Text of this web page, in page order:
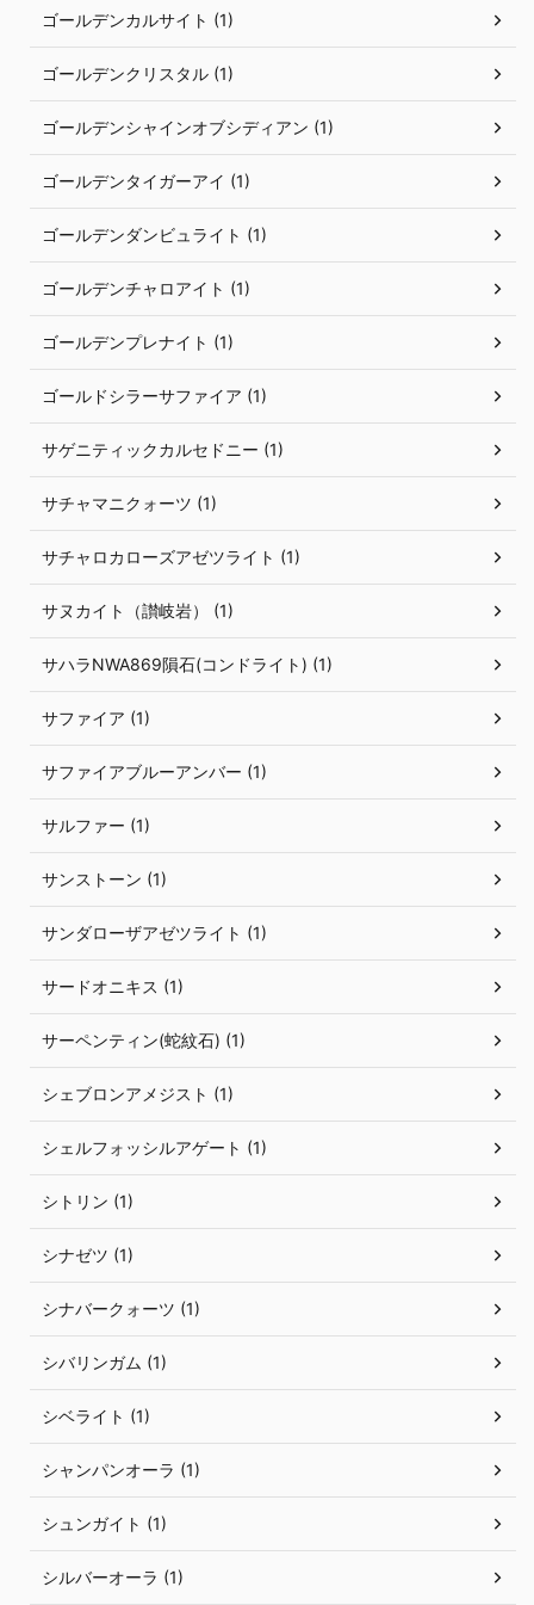
ゴールデンカルサイト (1)
ゴールデンクリスタル (1)
ゴールデンシャインオブシディアン (1)
ゴールデンタイガーアイ (1)
ゴールデンダンビュライト (1)
ゴールデンチャロアイト (1)
ゴールデンプレナイト (1)
ゴールドシラーサファイア (1)
サゲニティックカルセドニー (1)
サチャマニクォーツ (1)
サチャロカローズアゼツライト (1)
サヌカイト（讃岐岩） (1)
サハラNWA869隕石(コンドライト) (1)
サファイア (1)
サファイアブルーアンバー (1)
サルファー (1)
サンストーン (1)
サンダローザアゼツライト (1)
サードオニキス (1)
サーペンティン(蛇紋石) (1)
シェブロンアメジスト (1)
シェルフォッシルアゲート (1)
シトリン (1)
シナゼツ (1)
シナバークォーツ (1)
シバリンガム (1)
シベライト (1)
シャンパンオーラ (1)
シュンガイト (1)
シルバーオーラ (1)